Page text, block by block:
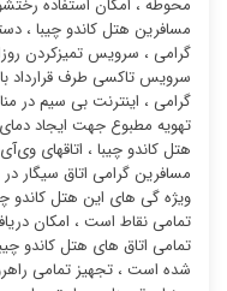
محوطه ، امکان استفاده
مسافرین هتل کاندو چیبا ،
گرامی ، سرویس تمیزکردن
سرویس تاکسی طرف قرارداد
گرامی ، اینترنت بی سیم در
تهویه مطبوع جهت ایجاد
هتل کاندو چیبا ، اتاقهای
مسافرین گرامی اتاق سیگار
ویژه گی های این هتل کاندو
تمامی نقاط است ، امکان
تمامی اتاق های هتل کاندو
شده است ، تجهیز تمامی